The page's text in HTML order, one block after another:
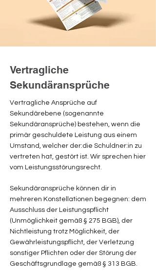
Vertragliche
Sekundäransprüche
Vertragliche Ansprüche auf
Sekundärebene (sogenannte
Sekundäransprüche) bestehen, wenn die
primär geschuldete Leistung aus einem
Umstand, welcher der:die Schuldner:in zu
vertreten hat, gestört ist. Wir sprechen hier
vom Leistungsstörungsrecht.
Sekundäransprüche können dir in
mehreren Konstellationen begegnen: dem
Ausschluss der Leistungspflicht
(Unmöglichkeit gemäß § 275 BGB), der
Nichtleistung trotz Möglichkeit, der
Gewährleistungspflicht, der Verletzung
sonstiger Pflichten oder der Störung der
Geschäftsgrundlage gemäß § 313 BGB.